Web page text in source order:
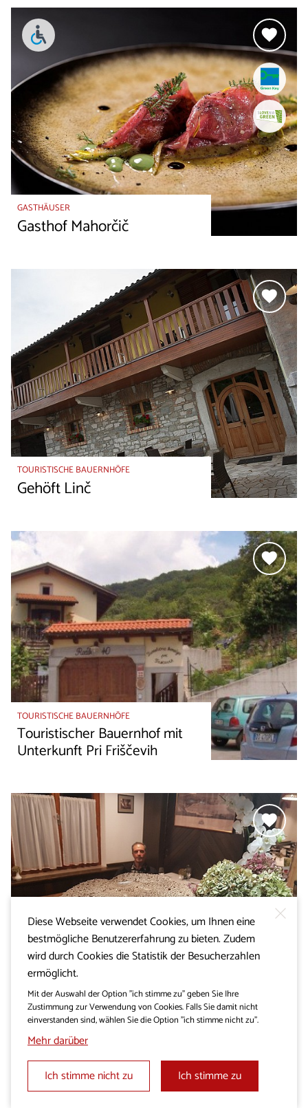
GASTHÄUSER
Gasthof Mahorčič
TOURISTISCHE BAUERNHÖFE
Gehöft Linč
TOURISTISCHE BAUERNHÖFE
Touristischer Bauernhof mit
Unterkunft Pri Friščevih
GASTHÄUSER
Gasthof Pri hribu
Diese Webseite verwendet Cookies, um Ihnen eine
bestmögliche Benutzererfahrung zu bieten. Zudem
wird durch Cookies die Statistik der Besucherzahlen
ermöglicht.
Mit der Auswahl der Option "ich stimme zu" geben Sie Ihre
Zustimmung zur Verwendung von Cookies. Falls Sie damit nicht
einverstanden sind, wählen Sie die Option "ich stimme nicht zu".
Mehr darüber
Ich stimme nicht zu
Ich stimme zu